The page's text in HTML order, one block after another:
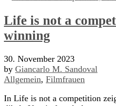
Life is not a
winning
30. November 2023
by Giancarlo M. Sandoval
Allgemein, Filmfrauen
In Life is not a competition